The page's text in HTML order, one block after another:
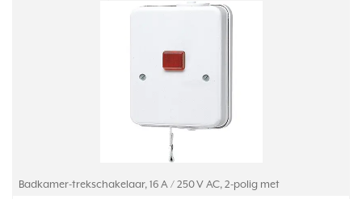
Badkamer-trekschakelaar, 16 A / 250 V AC, 2-polig met